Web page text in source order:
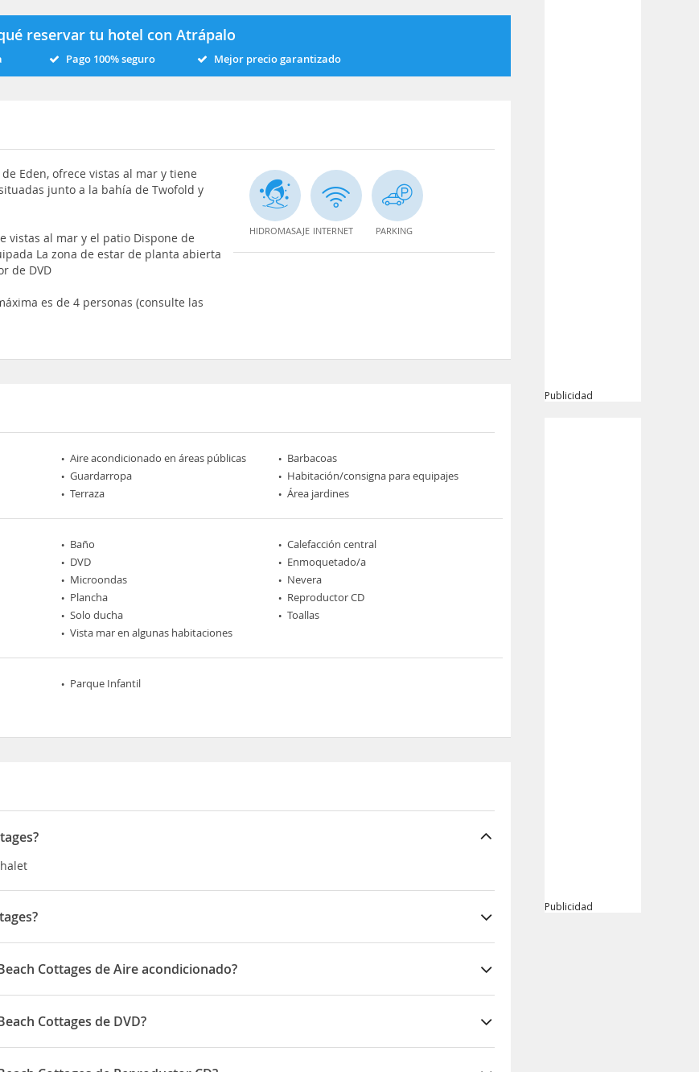
reservar tu hotel con Atrápalo
Pago 100% seguro Mejor precio garantizado
Eden, ofrece vistas al mar y tiene
junto a la bahía de Twofold y
vistas al mar y el patio Dispone de
La zona de estar de planta abierta
de DVD
es de 4 personas (consulte las
HIDROMASAJE INTERNET PARKING
Aire acondicionado en áreas públicas
Barbacoas
Guardarropa
Habitación/consigna para equipajes
Terraza Área jardines
Baño
Calefacción central
DVD
Enmoquetado/a
Microondas
Nevera
Plancha
Reproductor CD
Solo ducha
Toallas
Vista mar en algunas habitaciones
Parque Infantil
Bay Road
Cottages de Aire acondicionado?
disponen de Aire acondicionado
Cottages de DVD?
disponen de DVD
Publicidad
Publicidad